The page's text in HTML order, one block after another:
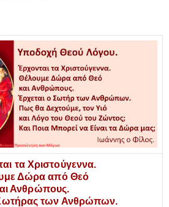
τα Χριστούγεννα.
Δώρα από Θεό
Ανθρώπους.
των Ανθρώπων.